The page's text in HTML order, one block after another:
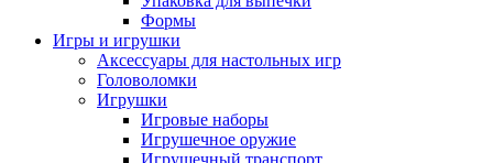
Формы
Игры и игрушки
Аксессуары для настольных игр
Головоломки
Игрушки
Игровые наборы
Игрушечное оружие
Игрушечный транспорт